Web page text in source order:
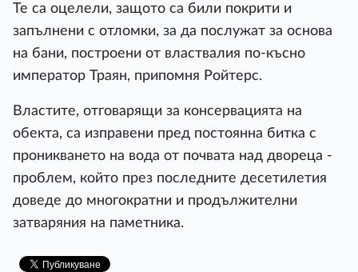
Те са оцелели, защото са били покрити и
запълнени с отломки, за да послужат за основа
на бани, построени от властвалия по-късно
император Траян, припомня Ройтерс.
Властите, отговарящи за консервацията на
обекта, са изправени пред постоянна битка с
проникването на вода от почвата над двореца -
проблем, който през последните десетилетия
доведе до многократни и продължителни
затваряния на паметника.